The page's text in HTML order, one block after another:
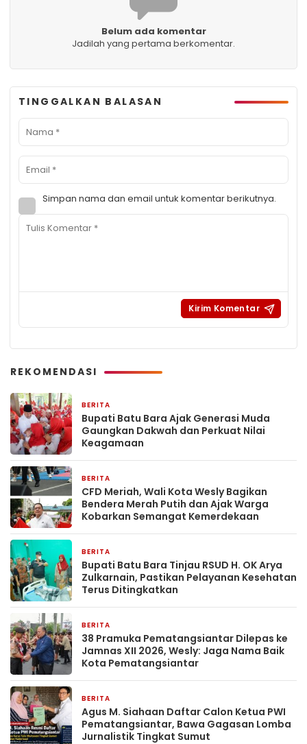
Belum ada komentar
Jadilah yang pertama berkomentar.
TINGGALKAN BALASAN
Simpan nama dan email untuk komentar berikutnya.
REKOMENDASI
BERITA
Bupati Batu Bara Ajak Generasi Muda
Gaungkan Dakwah dan Perkuat Nilai
Keagamaan
BERITA
CFD Meriah, Wali Kota Wesly Bagikan
Bendera Merah Putih dan Ajak Warga
Kobarkan Semangat Kemerdekaan
BERITA
Bupati Batu Bara Tinjau RSUD H. OK Arya
Zulkarnain, Pastikan Pelayanan Kesehatan
Terus Ditingkatkan
BERITA
38 Pramuka Pematangsiantar Dilepas ke
Jamnas XII 2026, Wesly: Jaga Nama Baik
Kota Pematangsiantar
BERITA
Agus M. Siahaan Daftar Calon Ketua PWI
Pematangsiantar, Bawa Gagasan Lomba
Jurnalistik Tingkat Sumut